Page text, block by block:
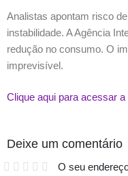
Analistas apontam risco
instabilidade. A Agência
redução no consumo. O
imprevisível.
Clique aqui para acessar
Deixe um comentário
O seu